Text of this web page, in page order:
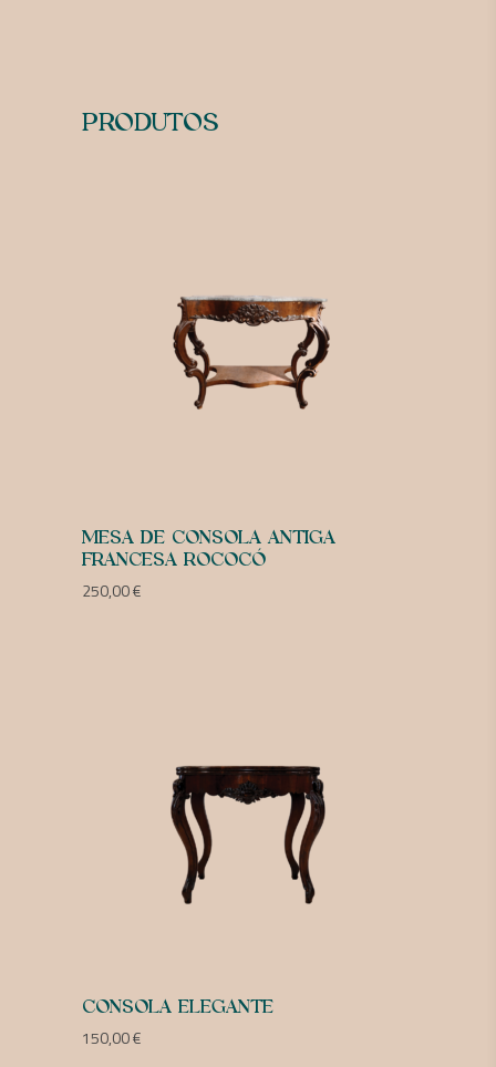
PRODUTOS
MESA DE CONSOLA ANTIGA
FRANCESA ROCOCÓ
250,00€
CONSOLA ELEGANTE
150,00€